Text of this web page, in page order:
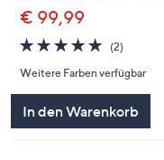
€ 99,99
5.0
von
5
(2)
Weitere Farben verfügbar
In den Warenkorb